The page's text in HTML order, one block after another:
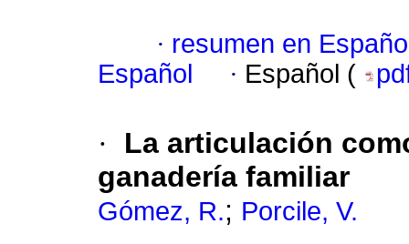
· resumen en
Español
· Español (
·
La articulación
ganadería familiar
Gómez, R.; Porcile, V.